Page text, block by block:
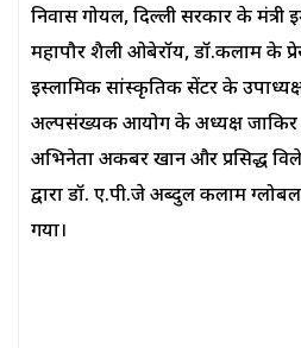
निवास गोयल, दिल्ली सरकार के मंत्री
महापौर शैली ओबेरॉय, डॉ.कलाम के
इस्लामिक सांस्कृतिक सेंटर के
अल्पसंख्यक आयोग के अध्यक्ष जाकिर
अभिनेता अकबर खान और प्रसिद्ध
द्वारा डॉ. ए.पी.जे अब्दुल कलाम
गया।